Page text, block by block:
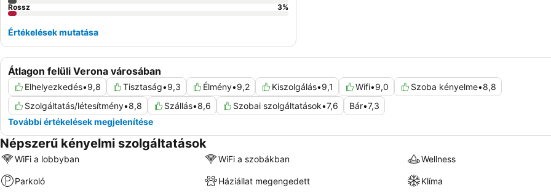
Átlagon felüli Verona városában
Elhelyezkedés•9,8 Tisztaság•9,3 Élmény•9,2 Kiszolgálás•9,1 Wifi•9,0 Szoba kényelme•8,8
Szolgáltatás/létesítmény•8,8 Szállás•8,6 Szobai szolgáltatások•7,6 Bár•7,3
További értékelések megjelenítése
Rossz
3%
Értékelések mutatása
Népszerű kényelmi szolgáltatások
WiFi a lobbyban WiFi a szobákban Wellness
Parkoló Háziállat megengedett Klíma